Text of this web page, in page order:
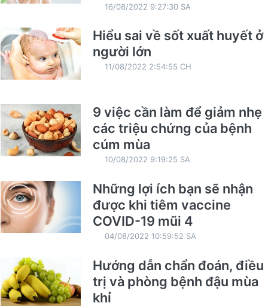
16/08/2022 9:27:30 SA
Hiểu sai về sốt xuất huyết ở
người lớn
11/08/2022 2:54:55 CH
9 việc cần làm để giảm nhẹ
các triệu chứng của bệnh
cúm mùa
10/08/2022 9:19:25 SA
Những lợi ích bạn sẽ nhận
được khi tiêm vaccine
COVID-19 mũi 4
04/08/2022 10:59:52 SA
Hướng dẫn chẩn đoán, điều
trị và phòng bệnh đậu mùa
khỉ